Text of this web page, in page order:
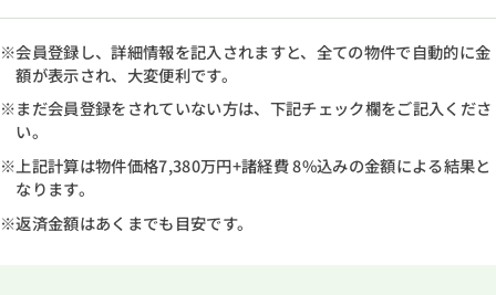
※会員登録し、詳細情報を記入されますと、全ての物件で自動的に金
額が表示され、大変便利です。
※まだ会員登録をされていない方は、下記チェック欄をご記入くださ
い。
※上記計算は物件価格7,380万円+諸経費 8%込みの金額による結果と
なります。
※返済金額はあくまでも目安です。